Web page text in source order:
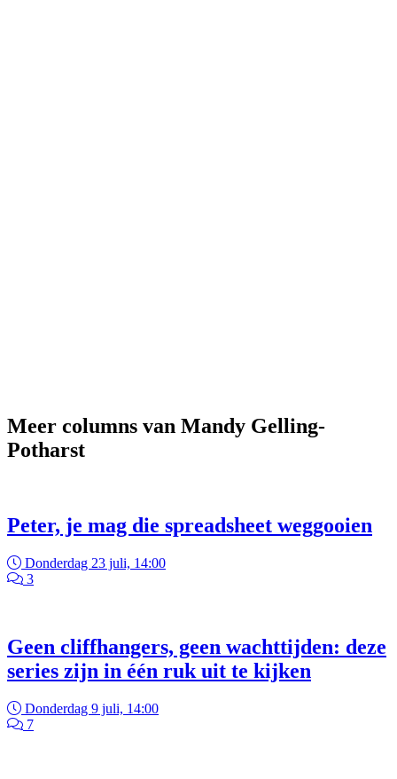
Meer columns van Mandy Gelling-
Potharst
Peter, je mag die spreadsheet weggooien
Donderdag 23 juli, 14:00
3
Geen cliffhangers, geen wachttijden: deze
series zijn in één ruk uit te kijken
Donderdag 9 juli, 14:00
7